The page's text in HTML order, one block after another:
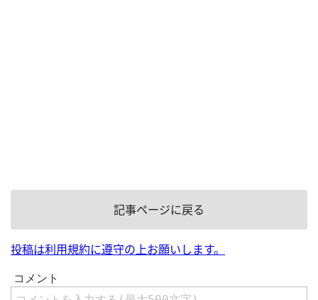
記事ページに戻る
投稿は利用規約に遵守の上お願いします。